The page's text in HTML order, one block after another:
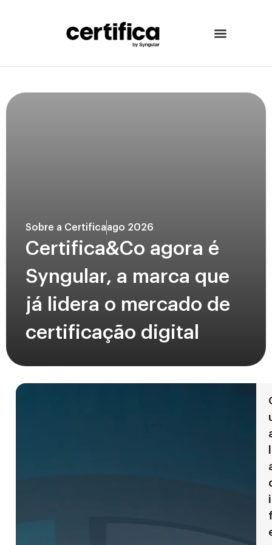
Sobre a Certificaago 2026
Certifica&Co agora é
Syngular, a marca que
já lidera o mercado de
certificação digital
i